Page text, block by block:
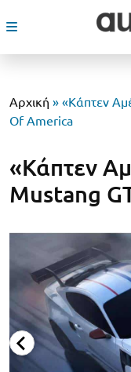
Αρχική » «Κάπτεν
Of America
«Κάπτεν
Mustang